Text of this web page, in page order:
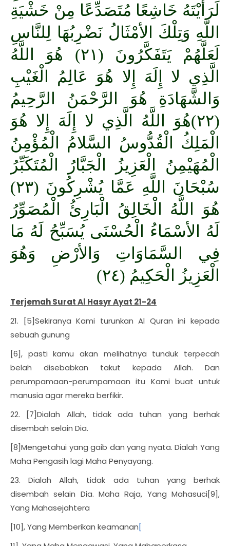
لَرَأَيْتَهُ خَاشِعًا مُتَصَدِّعًا مِنْ خَشْيَةِ
اللَّهِ وَتِلْكَ الأمْثَالُ نَضْرِبُهَا لِلنَّاسِ
لَعَلَّهُمْ يَتَفَكَّرُونَ (٢١) هُوَ اللَّهُ
الَّذِي لا إِلَهَ إِلا هُوَ عَالِمُ الْغَيْبِ
وَالشَّهَادَةِ هُوَ الرَّحْمَنُ الرَّحِيمُ
(٢٢)هُوَ اللَّهُ الَّذِي لا إِلَهَ إِلا هُوَ
الْمَلِكُ الْقُدُّوسُ السَّلامُ الْمُؤْمِنُ
الْمُهَيْمِنُ الْعَزِيزُ الْجَبَّارُ الْمُتَكَبِّرُ
سُبْحَانَ اللَّهِ عَمَّا يُشْرِكُونَ (٢٣)
هُوَ اللَّهُ الْخَالِقُ الْبَارِئُ الْمُصَوِّرُ
لَهُ الأسْمَاءُ الْحُسْنَى يُسَبِّحُ لَهُ مَا
فِي السَّمَاوَاتِ وَالأرْضِ وَهُوَ
الْعَزِيزُ الْحَكِيمُ (٢٤)
Terjemah Surat Al Hasyr Ayat 21-24
21. [5]Sekiranya Kami turunkan Al Quran ini kepada
sebuah gunung
[6], pasti kamu akan melihatnya tunduk terpecah
belah disebabkan takut kepada Allah. Dan
perumpamaan-perumpamaan itu Kami buat untuk
manusia agar mereka berfikir.
22. [7]Dialah Allah, tidak ada tuhan yang berhak
disembah selain Dia.
[8]Mengetahui yang gaib dan yang nyata. Dialah Yang
Maha Pengasih lagi Maha Penyayang.
23. Dialah Allah, tidak ada tuhan yang berhak
disembah selain Dia. Maha Raja, Yang Mahasuci[9],
Yang Mahasejahtera
[10], Yang Memberikan keamanan[